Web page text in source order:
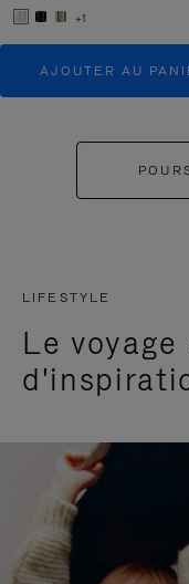
+1
AJOUTER AU
LIFESTYLE
Le voyage